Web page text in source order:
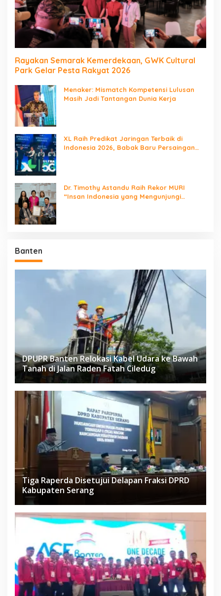
Rayakan Semarak Kemerdekaan, GWK Cultural
Park Gelar Pesta Rakyat 2026
Menaker: Mismatch Kompetensi Lulusan
Masih Jadi Tantangan Dunia Kerja
XL Raih Predikat Jaringan Terbaik di
Indonesia 2026, Babak Baru Persaingan
Dr. Timothy Astandu Raih Rekor MURI
“Insan Indonesia yang Mengunjungi
Banten
DPUPR Banten Relokasi Kabel Udara ke Bawah
Tanah di Jalan Raden Fatah Ciledug
Tiga Raperda Disetujui Delapan Fraksi DPRD
Kabupaten Serang